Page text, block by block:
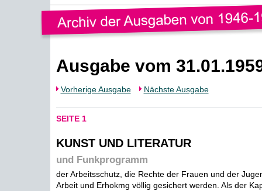
Ausgabe vom
Vorherige Ausgabe Nächste Ausgabe
SEITE 1
KUNST UND LITERATUR
und Funkprogramm
der Arbeitsschutz, die Rechte der Frauen und der
Arbeit und Erhokmg völlig gesichert werden. Als der